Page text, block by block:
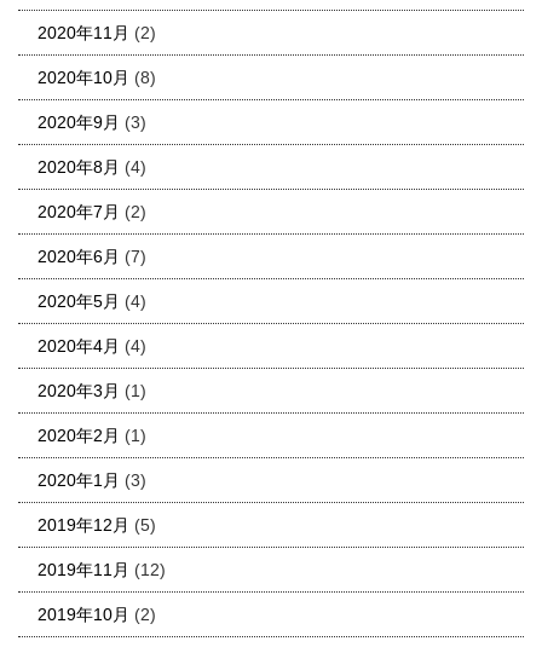
2020年11月 (2)
2020年10月 (8)
2020年9月 (3)
2020年8月 (4)
2020年7月 (2)
2020年6月 (7)
2020年5月 (4)
2020年4月 (4)
2020年3月 (1)
2020年2月 (1)
2020年1月 (3)
2019年12月 (5)
2019年11月 (12)
2019年10月 (2)